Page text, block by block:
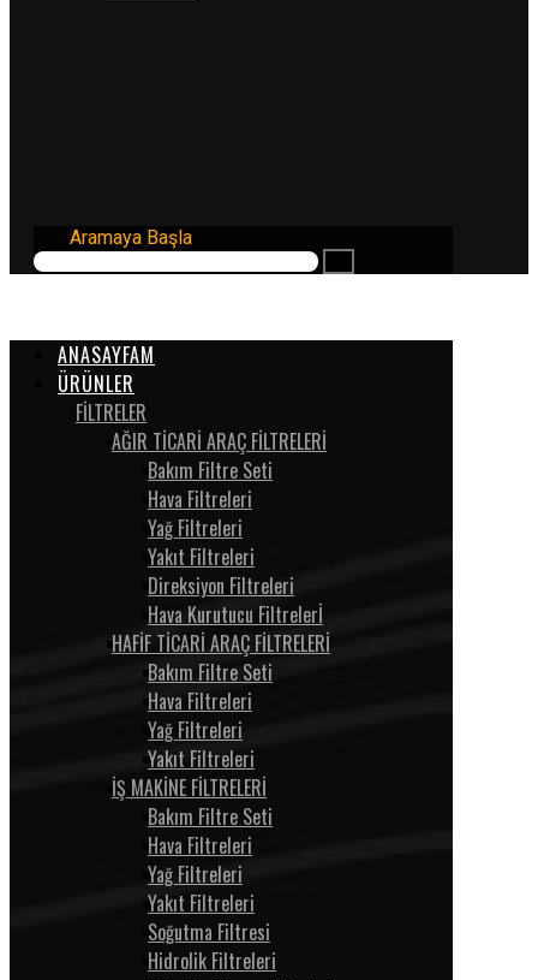
Aramaya Başla
ANASAYFAM
ÜRÜNLER
FİLTRELER
AĞIR TİCARİ ARAÇ FİLTRELERİ
Bakım Filtre Seti
Hava Filtreleri
Yağ Filtreleri
Yakıt Filtreleri
Direksiyon Filtreleri
Hava Kurutucu Filtrelerİ
HAFİF TİCARİ ARAÇ FİLTRELERİ
Bakım Filtre Seti
Hava Filtreleri
Yağ Filtreleri
Yakıt Filtreleri
İŞ MAKİNE FİLTRELERİ
Bakım Filtre Seti
Hava Filtreleri
Yağ Filtreleri
Yakıt Filtreleri
Soğutma Filtresi
Hidrolik Filtreleri